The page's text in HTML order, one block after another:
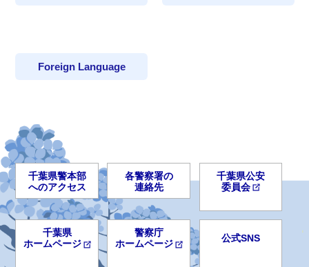
Foreign Language
千葉県警本部
へのアクセス
各警察署の
連絡先
千葉県公安
委員会
千葉県
ホームページ
警察庁
ホームページ
公式SNS